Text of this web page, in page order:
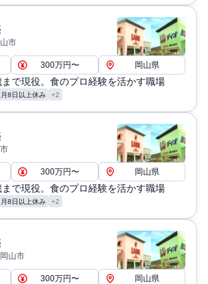
市
300万円〜 岡山県
で現役。食のプロ経験を活かす職場
月8日以上休み +2
300万円〜 岡山県
で現役。食のプロ経験を活かす職場
月8日以上休み +2
山市
300万円〜 岡山県